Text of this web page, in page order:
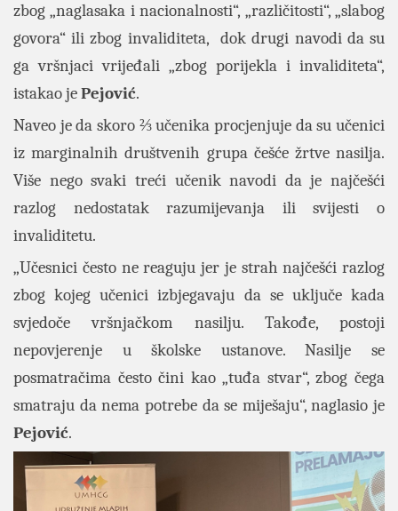
zbog „naglasaka i nacionalnosti“, „različitosti“, „slabog
govora“ ili zbog invaliditeta, dok drugi navodi da su
ga vršnjaci vrijeđali „zbog porijekla i invaliditeta“,
istakao jePejović.
Naveo je da skoro ⅔ učenika procjenjuje da su učenici
iz marginalnih društvenih grupa češće žrtve nasilja.
Više nego svaki treći učenik navodi da je najčešći
razlog nedostatak razumijevanja ili svijesti o
invaliditetu.
„Učesnici često ne reaguju jer je strah najčešći razlog
zbog kojeg učenici izbjegavaju da se uključe kada
svjedoče vršnjačkom nasilju. Takođe, postoji
nepovjerenje u školske ustanove. Nasilje se
posmatračima često čini kao „tuđa stvar“, zbog čega
smatraju da nema potrebe da se miješaju“, naglasio je
Pejović.